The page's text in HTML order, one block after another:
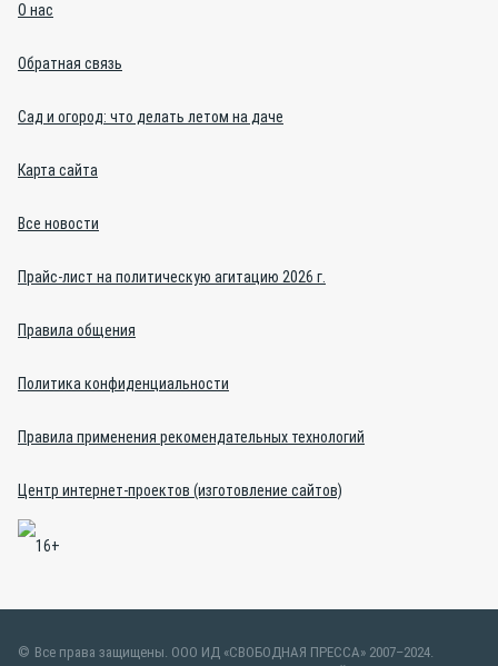
О нас
Обратная связь
Сад и огород: что делать летом на даче
Карта сайта
Все новости
Прайс-лист на политическую агитацию 2026 г.
Правила общения
Политика конфиденциальности
Правила применения рекомендательных технологий
Центр интернет-проектов (изготовление сайтов)
Все права защищены. ООО ИД «СВОБОДНАЯ ПРЕССА» 2007–2024.